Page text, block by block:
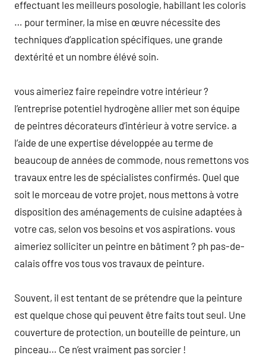
effectuant les meilleurs posologie, habillant les coloris
… pour terminer, la mise en œuvre nécessite des
techniques d’application spécifiques, une grande
dextérité et un nombre élévé soin.
vous aimeriez faire repeindre votre intérieur ?
l’entreprise potentiel hydrogène allier met son équipe
de peintres décorateurs d’intérieur à votre service. a
l’aide de une expertise développée au terme de
beaucoup de années de commode, nous remettons vos
travaux entre les de spécialistes confirmés. Quel que
soit le morceau de votre projet, nous mettons à votre
disposition des aménagements de cuisine adaptées à
votre cas, selon vos besoins et vos aspirations. vous
aimeriez solliciter un peintre en bâtiment ? ph pas-de-
calais offre vos tous vos travaux de peinture.
Souvent, il est tentant de se prétendre que la peinture
est quelque chose qui peuvent être faits tout seul. Une
couverture de protection, un bouteille de peinture, un
pinceau… Ce n’est vraiment pas sorcier !